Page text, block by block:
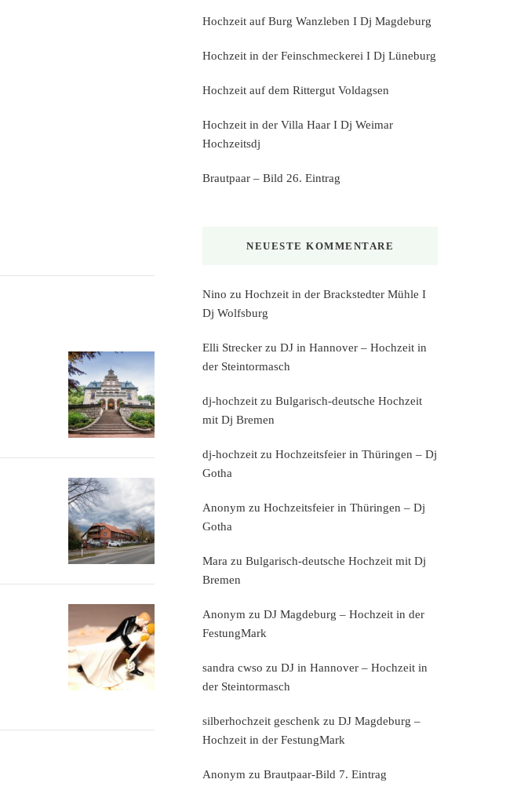
Hochzeit auf Burg Wanzleben I Dj Magdeburg
Hochzeit in der Feinschmeckerei I Dj Lüneburg
Hochzeit auf dem Rittergut Voldagsen
Hochzeit in der Villa Haar I Dj Weimar
Hochzeitsdj
Brautpaar – Bild 26. Eintrag
NEUESTE KOMMENTARE
Nino zu Hochzeit in der Brackstedter Mühle I
Dj Wolfsburg
Elli Strecker zu DJ in Hannover – Hochzeit in
der Steintormasch
dj-hochzeit zu Bulgarisch-deutsche Hochzeit
mit Dj Bremen
dj-hochzeit zu Hochzeitsfeier in Thüringen – Dj
Gotha
Anonym zu Hochzeitsfeier in Thüringen – Dj
Gotha
Mara zu Bulgarisch-deutsche Hochzeit mit Dj
Bremen
Anonym zu DJ Magdeburg – Hochzeit in der
FestungMark
sandra cwso zu DJ in Hannover – Hochzeit in
der Steintormasch
silberhochzeit geschenk zu DJ Magdeburg –
Hochzeit in der FestungMark
Anonym zu Brautpaar-Bild 7. Eintrag